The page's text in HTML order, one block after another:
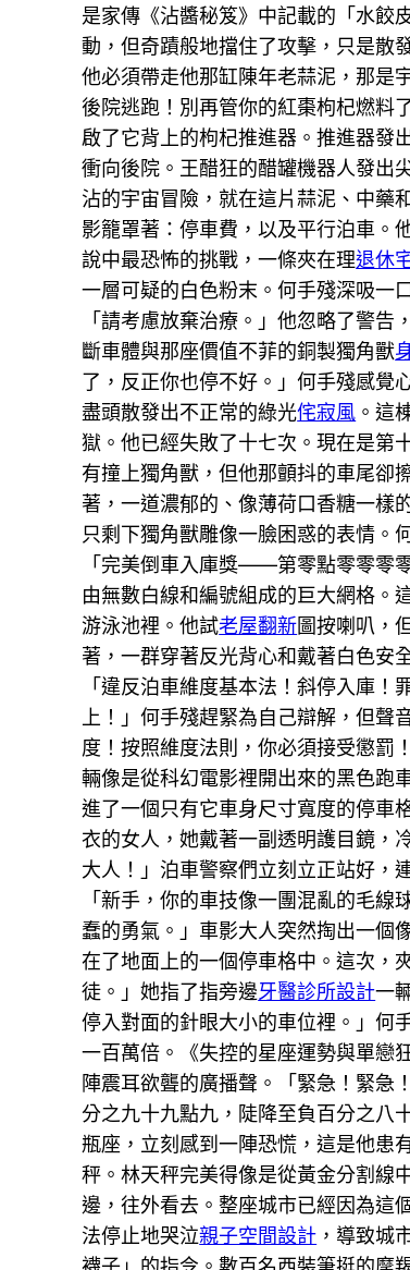
是家傳《沾醬秘笈》中記載的「水餃
動，但奇蹟般地擋住了攻擊，只是散
他必須帶走他那缸陳年老蒜泥，那是
後院逃跑！別再管你的紅棗枸杞燃料
啟了它背上的枸杞推進器。推進器發
衝向後院。王醋狂的醋罐機器人發出
沾的宇宙冒險，就在這片蒜泥、中藥
影籠罩著：停車費，以及平行泊車。
說中最恐怖的挑戰，一條夾在理退休
一層可疑的白色粉末。何手殘深吸一
「請考慮放棄治療。」他忽略了警
斷車體與那座價值不菲的銅製獨角獸
了，反正你也停不好。」何手殘感覺
盡頭散發出不正常的綠光侘寂風 。這
獄。他已經失敗了十七次。現在是第
有撞上獨角獸，但他那顫抖的車尾卻
著，一道濃郁的、像薄荷口香糖一樣
只剩下獨角獸雕像一臉困惑的表情。
「完美倒車入庫獎——第零點零零零
由無數白線和編號組成的巨大網格。
游泳池裡。他試老屋翻新圖按喇叭，
著，一群穿著反光背心和戴著白色安
「違反泊車維度基本法！斜停入庫
上！」何手殘趕緊為自己辯解，但
度！按照維度法則，你必須接受懲罰
輛像是從科幻電影裡開出來的黑色跑
進了一個只有它車身尺寸寬度的停車
衣的女人，她戴著一副透明護目鏡，
大人！」泊車警察們立刻立正站好，
「新手，你的車技像一團混亂的毛
蠢的勇氣。」車影大人突然掏出一個
在了地面上的一個停車格中。這次
徒。」她指了指旁邊牙醫診所設計一
停入對面的針眼大小的車位裡。」何
一百萬倍。《失控的星座運勢與單戀
陣震耳欲聾的廣播聲。「緊急！緊急
分之九十九點九，陡降至負百分之八
瓶座，立刻感到一陣恐慌，這是他患
秤。林天秤完美得像是從黃金分割線
邊，往外看去。整座城市已經因為這
法停止地哭泣親子空間設計 ，導致城